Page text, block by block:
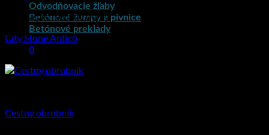
Odvodňovacie žľaby
Betónové žumpy a pivnice
Betónové preklady
0
Dlažba pre rodinné domy
City Stone Antico
Cestny obrubnik